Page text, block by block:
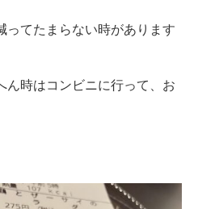
ってたまらない時があります
ん時はコンビニに行って、お